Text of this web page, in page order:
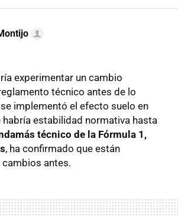
experimentar un cambio
técnico antes de lo
implementó el efecto suelo en
estabilidad normativa hasta
técnico de la Fórmula 1,
, ha confirmado que están
antes.